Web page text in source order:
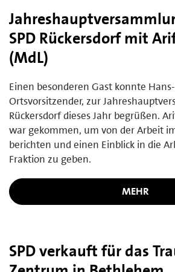
SPD Rückersdorf mit
(MdL)
Einen besonderen Gast konnte
Ortsvorsitzender, zur
Rückersdorf dieses Jahr begrüßen.
war gekommen, um von der Arbeit
berichten und einen Einblick in die
Fraktion zu geben.
MEHR
SPD verkauft für das